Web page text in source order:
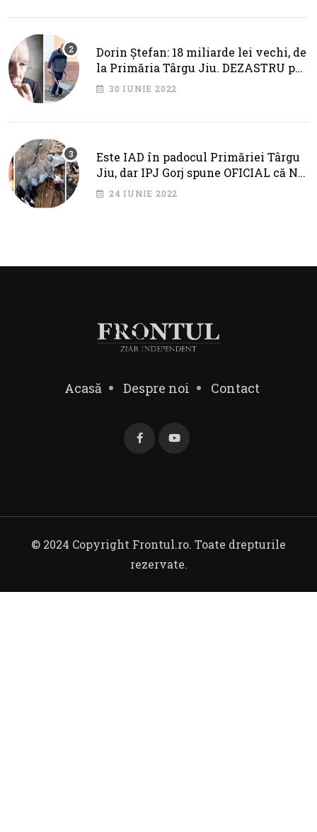
Dorin Ștefan: 18 miliarde lei vechi, de
la Primăria Târgu Jiu. DEZASTRU pe
AXA BRÂNCUȘI
30 IUNIE 2022
Este IAD în padocul Primăriei Târgu
Jiu, dar IPJ Gorj spune OFICIAL că NU
SUNT PROBLEME!
24 IUNIE 2022
Acasă Despre noi Contact
© 2024 Copyright Frontul.ro. Toate drepturile
rezervate.